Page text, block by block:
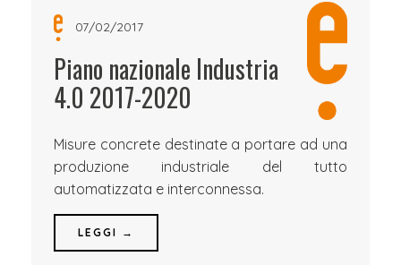
07/02/2017
Piano nazionale Industria
4.0 2017-2020
Misure concrete destinate a portare ad una
produzione industriale del tutto
automatizzata e interconnessa.
LEGGI →